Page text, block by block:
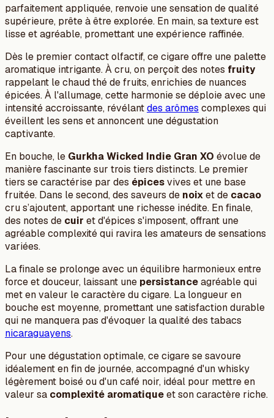
parfaitement appliquée, renvoie une sensation de qualité
supérieure, prête à être explorée. En main, sa texture est
lisse et agréable, promettant une expérience raffinée.
Dès le premier contact olfactif, ce cigare offre une palette
aromatique intrigante. À cru, on perçoit des notes fruity
rappelant le chaud thé de fruits, enrichies de nuances
épicées. À l'allumage, cette harmonie se déploie avec une
intensité accroissante, révélantdes arômes complexes qui
éveillent les sens et annoncent une dégustation
captivante.
En bouche, le Gurkha Wicked Indie Gran XO évolue de
manière fascinante sur trois tiers distincts. Le premier
tiers se caractérise par des épicesvives et une base
fruitée. Dans le second, des saveurs de noixet de cacao
cru s’ajoutent, apportant une richesse inédite. En finale,
des notes de cuir et d'épices s'imposent, offrant une
agréable complexité qui ravira les amateurs de sensations
variées.
La finale se prolonge avec un équilibre harmonieux entre
force et douceur, laissant une persistanceagréable qui
met en valeur le caractère du cigare. La longueur en
bouche est moyenne, promettant une satisfaction durable
qui ne manquera pas d'évoquer la qualité des tabacs
nicaraguayens.
Pour une dégustation optimale, ce cigare se savoure
idéalement en fin de journée, accompagné d'un whisky
légèrement boisé ou d'un café noir, idéal pour mettre en
valeur sa complexité aromatiqueet son caractère riche.